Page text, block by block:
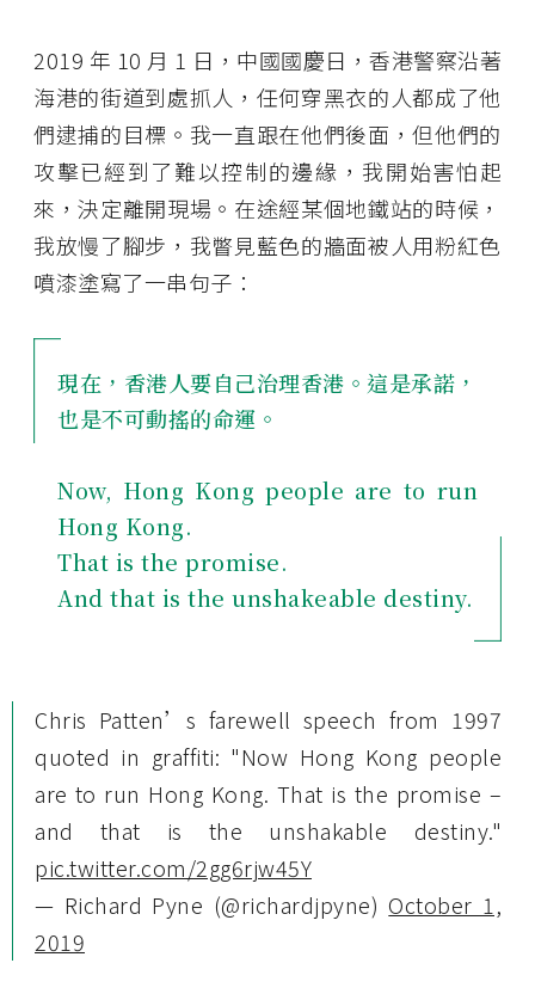
2019 年 10 月 1 日，中國國慶日，香港警察沿著
海港的街道到處抓人，任何穿黑衣的人都成了他
們逮捕的目標。我一直跟在他們後面，但他們的
攻擊已經到了難以控制的邊緣，我開始害怕起
來，決定離開現場。在途經某個地鐵站的時候，
我放慢了腳步，我瞥見藍色的牆面被人用粉紅色
噴漆塗寫了一串句子：
現在，香港人要自己治理香港。這是承諾，
也是不可動搖的命運。
Now, Hong Kong people are to run
Hong Kong.
That is the promise.
And that is the unshakeable destiny.
Chris Patten’s farewell speech from 1997
quoted in graffiti: "Now Hong Kong people
are to run Hong Kong. That is the promise –
and that is the unshakable destiny."
pic.twitter.com/2gg6rjw45Y
— Richard Pyne (@richardjpyne) October 1,
2019